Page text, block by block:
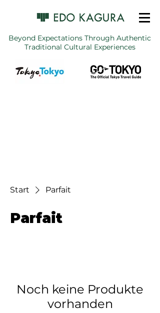
Beyond Expectations Through Authentic
Traditional Cultural Experiences
Start Parfait
Parfait
Noch keine Produkte
vorhanden